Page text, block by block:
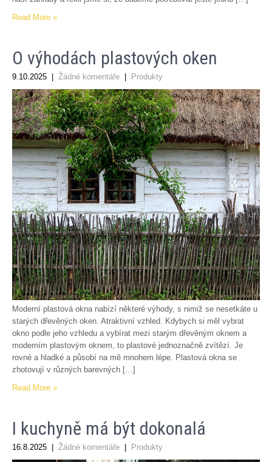
Read More »
O výhodách plastových oken
9.10.2025 Žádné komentáře Produkty
Moderní plastová okna nabízí některé výhody, s nimiž se nesetkáte u
starých dřevěných oken. Atraktivní vzhled. Kdybych si měl vybrat
okno podle jeho vzhledu a vybírat mezi starým dřevěným oknem a
moderním plastovým oknem, to plastové jednoznačně zvítězí. Je
rovné a hladké a působí na mě mnohem lépe. Plastová okna se
zhotovují v různých barevných […]
Read More »
I kuchyně má být dokonalá
16.8.2025 Žádné komentáře Produkty